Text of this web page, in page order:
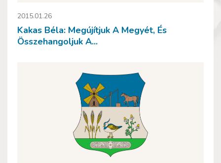
2015.01.26
Kakas Béla: Megújítjuk A Megyét, És
Összehangoljuk A...